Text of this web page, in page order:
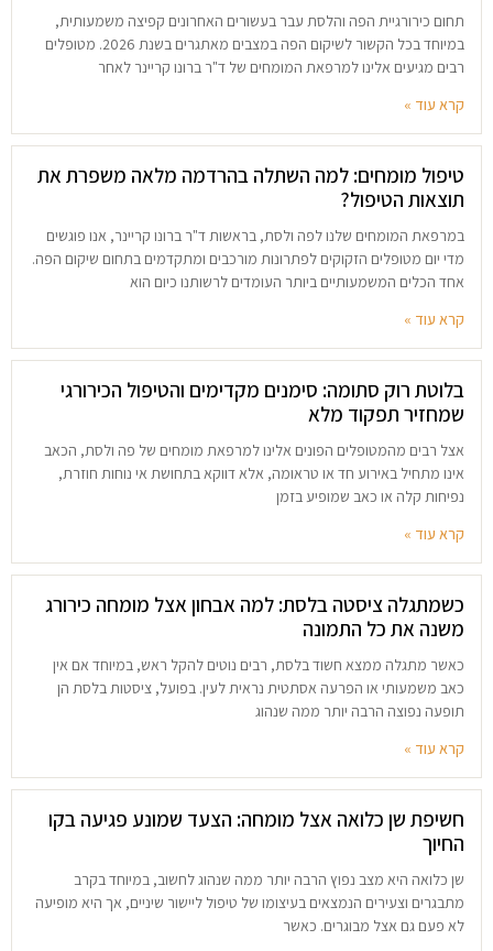
תחום כירורגיית הפה והלסת עבר בעשורים האחרונים קפיצה משמעותית,
במיוחד בכל הקשור לשיקום הפה במצבים מאתגרים בשנת 2026. מטופלים
רבים מגיעים אלינו למרפאת המומחים של ד"ר ברונו קריינר לאחר
קרא עוד »
טיפול מומחים: למה השתלה בהרדמה מלאה משפרת את
תוצאות הטיפול?
במרפאת המומחים שלנו לפה ולסת, בראשות ד"ר ברונו קריינר, אנו פוגשים
מדי יום מטופלים הזקוקים לפתרונות מורכבים ומתקדמים בתחום שיקום הפה.
אחד הכלים המשמעותיים ביותר העומדים לרשותנו כיום הוא
קרא עוד »
בלוטת רוק סתומה: סימנים מקדימים והטיפול הכירורגי
שמחזיר תפקוד מלא
אצל רבים מהמטופלים הפונים אלינו למרפאת מומחים של פה ולסת, הכאב
אינו מתחיל באירוע חד או טראומה, אלא דווקא בתחושת אי נוחות חוזרת,
נפיחות קלה או כאב שמופיע בזמן
קרא עוד »
כשמתגלה ציסטה בלסת: למה אבחון אצל מומחה כירורג
משנה את כל התמונה
כאשר מתגלה ממצא חשוד בלסת, רבים נוטים להקל ראש, במיוחד אם אין
כאב משמעותי או הפרעה אסתטית נראית לעין. בפועל, ציסטות בלסת הן
תופעה נפוצה הרבה יותר ממה שנהוג
קרא עוד »
חשיפת שן כלואה אצל מומחה: הצעד שמונע פגיעה בקו
החיוך
שן כלואה היא מצב נפוץ הרבה יותר ממה שנהוג לחשוב, במיוחד בקרב
מתבגרים וצעירים הנמצאים בעיצומו של טיפול ליישור שיניים, אך היא מופיעה
לא פעם גם אצל מבוגרים. כאשר